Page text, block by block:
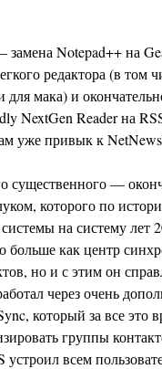
замена Notepad++ на
редактора (в том
для мака) и
NextGen Reader на
уже привык к
существенного —
которого по
на систему лет
больше как центр
но и с этим он
через очень
который за все это
группы
устроил всем